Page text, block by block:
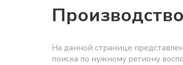
На данной странице
поиска по нужному региону